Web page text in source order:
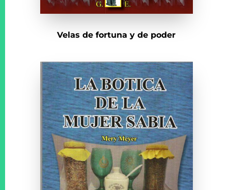
Velas de fortuna y de poder